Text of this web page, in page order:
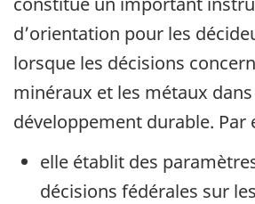
d’orientation pour les
lorsque les décisions
minéraux et les métaux
développement durable. Par
elle établit des
décisions fédérales sur